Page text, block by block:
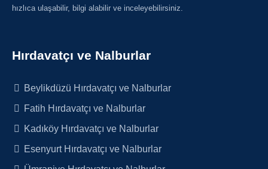
hızlıca ulaşabilir, bilgi alabilir ve inceleyebilirsiniz.
Hırdavatçı ve Nalburlar
Beylikdüzü Hırdavatçı ve Nalburlar
Fatih Hırdavatçı ve Nalburlar
Kadıköy Hırdavatçı ve Nalburlar
Esenyurt Hırdavatçı ve Nalburlar